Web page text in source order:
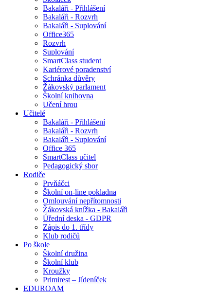
Bakaláři - Přihlášení
Bakaláři - Rozvrh
Bakaláři - Suplování
Office365
Rozvrh
Suplování
SmartClass student
Kariérové poradenství
Schránka důvěry
Žákovský parlament
Školní knihovna
Učení hrou
Učitelé
Bakaláři - Přihlášení
Bakaláři - Rozvrh
Bakaláři - Suplování
Office 365
SmartClass učitel
Pedagogický sbor
Rodiče
Prvňáčci
Školní on-line pokladna
Omlouvání nepřítomnosti
Žákovská knížka - Bakaláři
Úřední deska - GDPR
Zápis do 1. třídy
Klub rodičů
Po škole
Školní družina
Školní klub
Kroužky
Primirest – Jídeníček
EDUROAM